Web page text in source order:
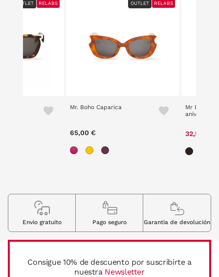
OUTLET RELABS
OUTLET RELABS
Mr. Boho Caparica
65,00 €
OUTLET RELABS
Mr Boho
aniversario
32,50 €
Consigue 10% de descuento por suscribirte a
nuestra Newsletter
Envio gratuito Pago seguro Garantia de devolución